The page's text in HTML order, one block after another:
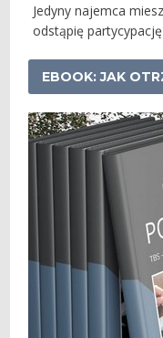
Jedyny najemca
odstąpię
EBOOK: JAK